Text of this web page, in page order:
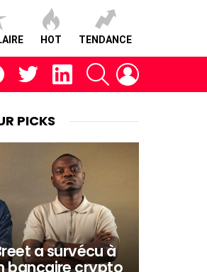
HOT TENDANCE
facebooktwitter linkedin RECHERCHE
PICKS
a survécu à
bancaire crypto